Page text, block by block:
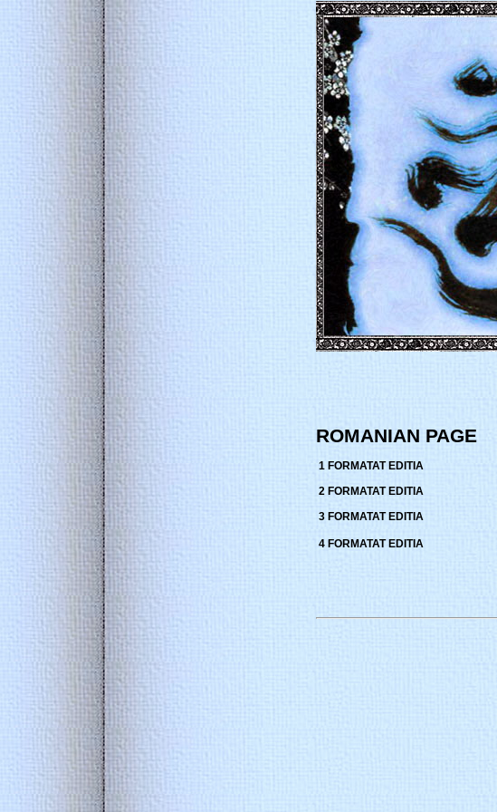
ROMANIAN PAGE
1 FORMATAT EDITIA
2 FORMATAT EDITIA
3 FORMATAT EDITIA
4 FORMATAT EDITIA